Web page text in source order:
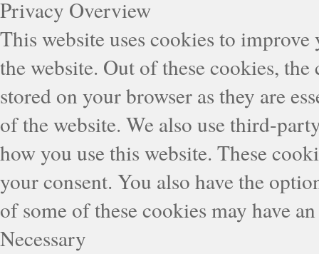
Privacy Overview
This website uses cookies to
the website. Out of these cookies,
stored on your browser as they are
of the website. We also use third-
how you use this website. These
your consent. You also have the
of some of these cookies may have
Necessary